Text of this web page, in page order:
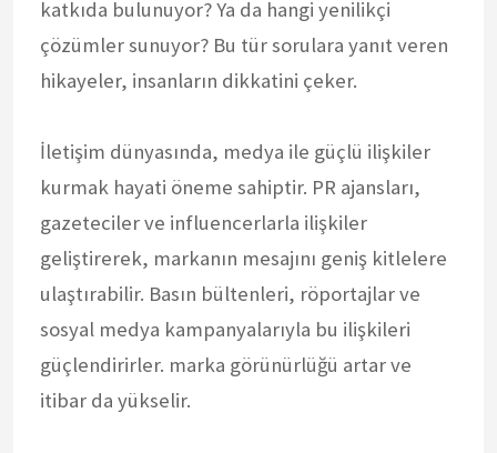
katkıda bulunuyor? Ya da hangi yenilikçi
çözümler sunuyor? Bu tür sorulara yanıt veren
hikayeler, insanların dikkatini çeker.
İletişim dünyasında, medya ile güçlü ilişkiler
kurmak hayati öneme sahiptir. PR ajansları,
gazeteciler ve influencerlarla ilişkiler
geliştirerek, markanın mesajını geniş kitlelere
ulaştırabilir. Basın bültenleri, röportajlar ve
sosyal medya kampanyalarıyla bu ilişkileri
güçlendirirler. marka görünürlüğü artar ve
itibar da yükselir.